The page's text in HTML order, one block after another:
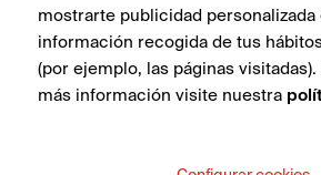
mostrarte publicidad personalizada
información recogida de tus
(por ejemplo, las páginas
más información visite nuestra